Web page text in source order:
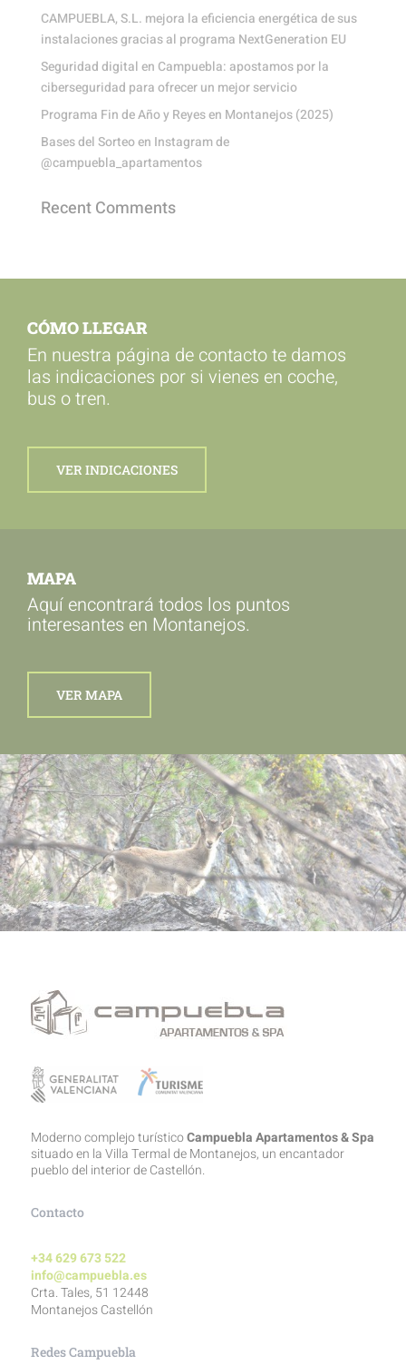
CAMPUEBLA, S.L. mejora la eficiencia energética de sus
instalaciones gracias al programa NextGeneration EU
Seguridad digital en Campuebla: apostamos por la
ciberseguridad para ofrecer un mejor servicio
Programa Fin de Año y Reyes en Montanejos (2025)
Bases del Sorteo en Instagram de
@campuebla_apartamentos
Recent Comments
CÓMO LLEGAR
En nuestra página de contacto te damos
las indicaciones por si vienes en coche,
bus o tren.
VER INDICACIONES
MAPA
Aquí encontrará todos los puntos
interesantes en Montanejos.
VER MAPA
Moderno complejo turísticoCampuebla Apartamentos & Spa
situado en la Villa Termal de Montanejos, un encantador
pueblo del interior de Castellón.
Contacto
+34 629 673 522
info@campuebla.es
Crta. Tales, 51 12448
Montanejos Castellón
Redes Campuebla